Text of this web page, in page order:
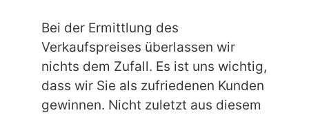
Bei der Ermittlung des
Verkaufspreises überlassen wir
nichts dem Zufall. Es ist uns wichtig,
dass wir Sie als zufriedenen Kunden
gewinnen. Nicht zuletzt aus diesem